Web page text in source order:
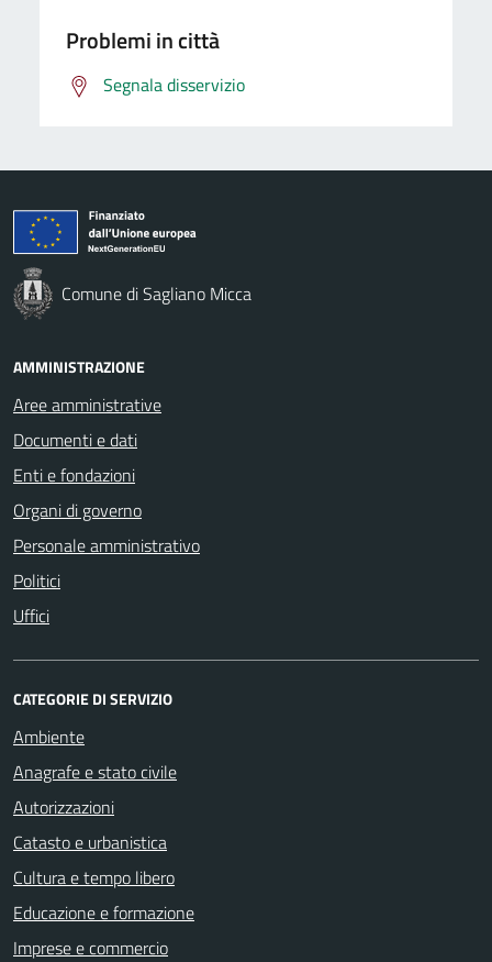
Problemi in città
Segnala disservizio
Comune di Sagliano Micca
AMMINISTRAZIONE
Aree amministrative
Documenti e dati
Enti e fondazioni
Organi di governo
Personale amministrativo
Politici
Uffici
CATEGORIE DI SERVIZIO
Ambiente
Anagrafe e stato civile
Autorizzazioni
Catasto e urbanistica
Cultura e tempo libero
Educazione e formazione
Imprese e commercio